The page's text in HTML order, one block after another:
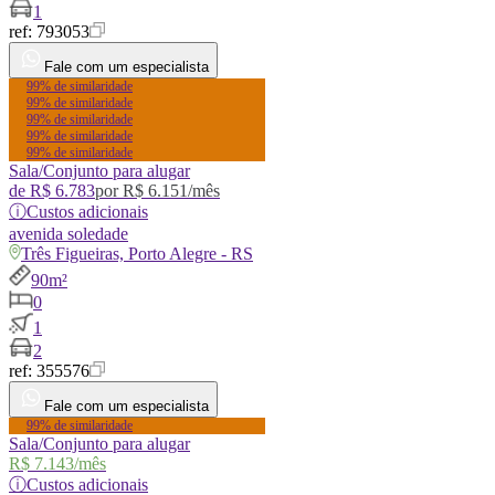
1
ref: 793053
Fale com um especialista
99% de similaridade
99% de similaridade
99% de similaridade
99% de similaridade
99% de similaridade
Sala/Conjunto para alugar
de R$ 6.783porR$ 6.151/mês
ⓘCustos adicionais
avenida soledade
Três Figueiras, Porto Alegre - RS
90m²
0
1
2
ref: 355576
Fale com um especialista
99% de similaridade
Sala/Conjunto para alugar
R$ 7.143/mês
ⓘCustos adicionais